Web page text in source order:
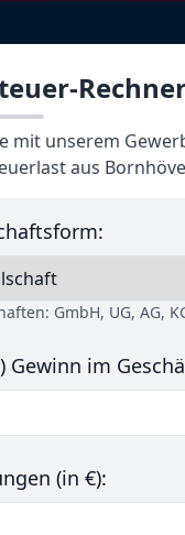
mit unserem
aus
GmbH, UG, AG,
Gewinn im
(in €):